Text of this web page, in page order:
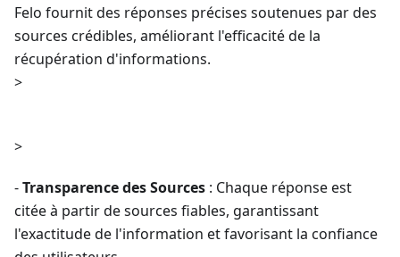
Felo fournit des réponses précises soutenues par des
sources crédibles, améliorant l'efficacité de la
récupération d'informations.
>
>
-Transparence des Sources : Chaque réponse est
citée à partir de sources fiables, garantissant
l'exactitude de l'information et favorisant la confiance